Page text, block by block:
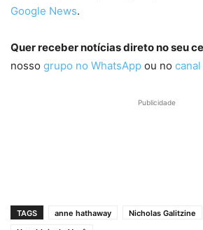
Google News.
Quer receber notícias direto no seu
nosso grupo no WhatsApp ou no
Publicidade
TAGS anne hathaway Nicholas Galitzine